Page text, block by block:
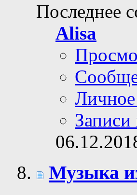
Последнее
Alisa
Записи
Музыка